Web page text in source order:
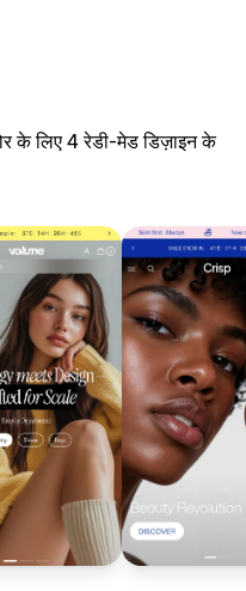
लिए 4 रेडी-मेड डिज़ाइन के